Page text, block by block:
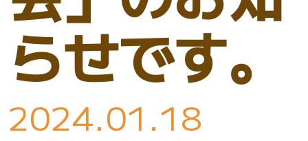
らせです。
2024.01.18